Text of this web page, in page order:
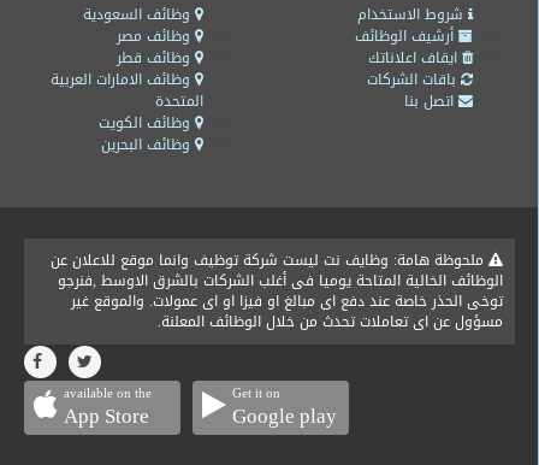
وظائف السعودية
وظائف مصر
وظائف قطر
وظائف الامارات العربية
المتحدة
وظائف الكويت
وظائف البحرين
شروط الاستخدام
أرشيف الوظائف
ايقاف اعلاناتك
باقات الشركات
اتصل بنا
ملحوظة هامة: وظايف نت ليست شركة توظيف وانما موقع للاعلان عن
الوظائف الخالية المتاحة يوميا فى أغلب الشركات بالشرق الاوسط ,فنرجو
توخى الحذر خاصة عند دفع اى مبالغ او فيزا او اى عمولات. والموقع غير
مسؤول عن اى تعاملات تحدث من خلال الوظائف المعلنة.
available on the
App Store
Get it on
Google play